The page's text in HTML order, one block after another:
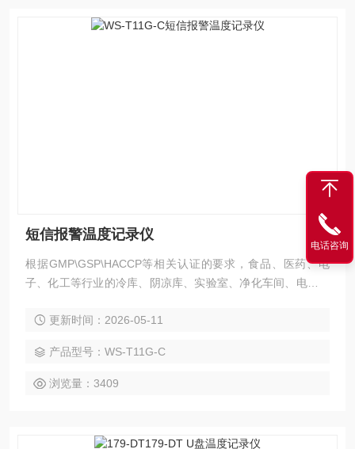
短信报警温度记录仪
根据GMP\GSP\HACCP等相关认证的要求，食品、医药、电
子、化工等行业的冷库、阴凉库、实验室、净化车间、电子封
短信报警温度记录仪实现了24小时无人监测的目的，一旦温度
造成不必要的损失。
更新时间：2026-05-11
产品型号：WS-T11G-C
浏览量：3409
电话咨询